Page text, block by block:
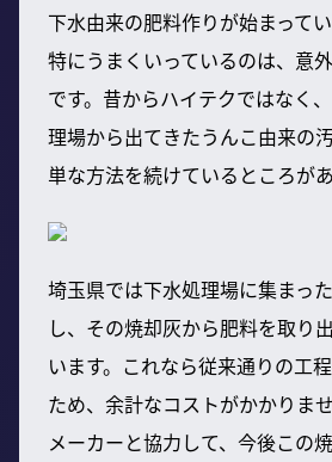
下水由来の肥料作りが始まってい
特にうまくいっているのは、意
です。昔からハイテクではなく
理場から出てきたうんこ由来の
単な方法を続けているところがあ
埼玉県では下水処理場に集まっ
し、その焼却灰から肥料を取り
います。これなら従来通りの工
ため、余計なコストがかかりま
メーカーと協力して、今後この